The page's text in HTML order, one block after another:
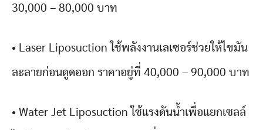
30,000 – 80,000 บาท
• Laser Liposuction ใช้พลังงานเลเซอร์ช่วยให้ไขมัน
ละลายก่อนดูดออก ราคาอยู่ที่ 40,000 – 90,000 บาท
• Water Jet Liposuction ใช้แรงดันน้ำเพื่อแยกเซลล์